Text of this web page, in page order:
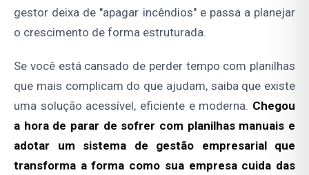
gestor deixa de "apagar incêndios" e passa a planejar
o crescimento de forma estruturada.
Se você está cansado de perder tempo com planilhas
que mais complicam do que ajudam, saiba que existe
uma solução acessível, eficiente e moderna. Chegou
a hora de parar de sofrer com planilhas manuais e
adotar um sistema de gestão empresarial que
transforma a forma como sua empresa cuida das